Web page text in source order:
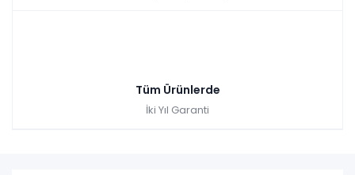
Tüm Ürünlerde
İki Yıl Garanti